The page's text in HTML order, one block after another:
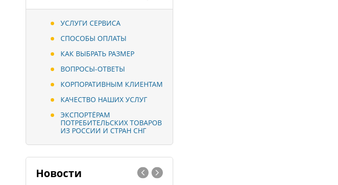
УСЛУГИ СЕРВИСА
СПОСОБЫ ОПЛАТЫ
КАК ВЫБРАТЬ РАЗМЕР
ВОПРОСЫ-ОТВЕТЫ
КОРПОРАТИВНЫМ КЛИЕНТАМ
КАЧЕСТВО НАШИХ УСЛУГ
ЭКСПОРТЁРАМ
ПОТРЕБИТЕЛЬСКИХ ТОВАРОВ
ИЗ РОССИИ И СТРАН СНГ
Новости